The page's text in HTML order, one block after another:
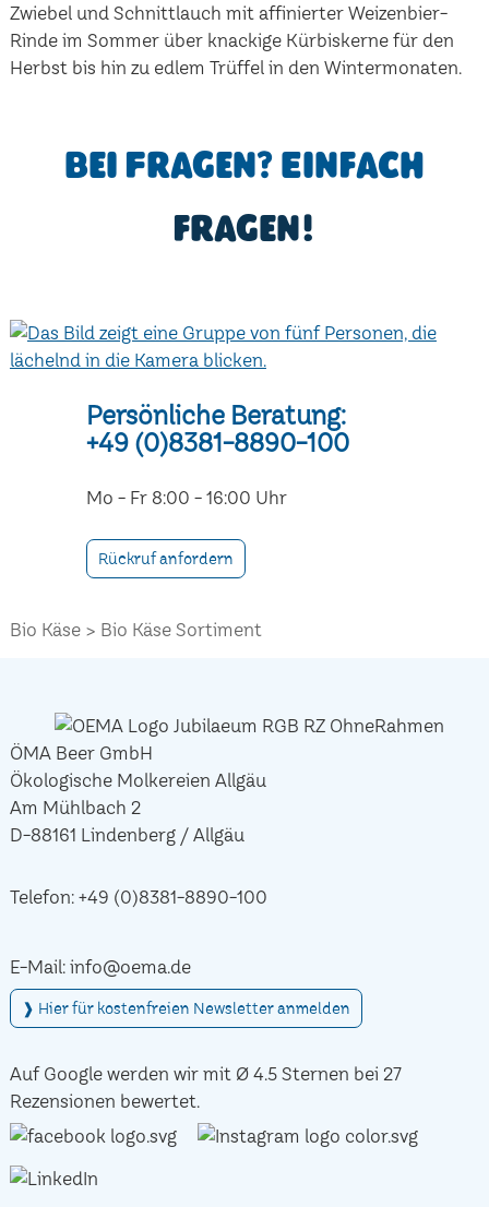
Zwiebel und Schnittlauch mit affinierter Weizenbier-
Rinde im Sommer über knackige Kürbiskerne für den
Herbst bis hin zu edlem Trüffel in den Wintermonaten.
Bei Fragen? Einfach
fragen!
Persönliche Beratung:
+49 (0)8381-8890-100
Mo - Fr 8:00 - 16:00 Uhr
Rückruf anfordern
Bio Käse Bio Käse Sortiment
ÖMA Beer GmbH
Ökologische Molkereien Allgäu
Am Mühlbach 2
D-88161 Lindenberg / Allgäu
Telefon: +49 (0)8381-8890-100
E-Mail: info@oema.de
❱ Hier für kostenfreien Newsletter anmelden
Auf Google werden wir mit Ø 4.5 Sternen bei 27
Rezensionen bewertet.